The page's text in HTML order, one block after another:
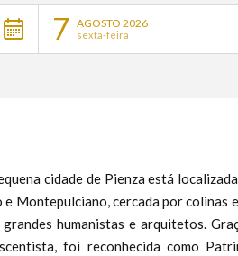
7 AGOSTO 2026
sexta-feira
cidade de Pienza está
Montepulciano, cercada por colinas
humanistas e arquitetos.
foi reconhecida como